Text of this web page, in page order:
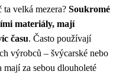
velká mezera? Soukromé
materiály, mají
času. Často používají
výrobců – švýcarské nebo
mají za sebou dlouholeté